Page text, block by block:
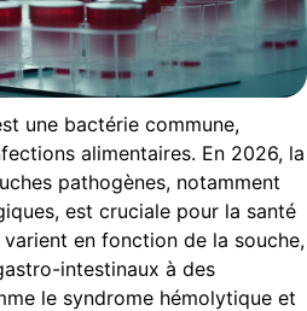
une bactérie commune,
alimentaires. En 2026, la
pathogènes, notamment
est cruciale pour la santé
varient en fonction de la souche,
intestinaux à des
le syndrome hémolytique et